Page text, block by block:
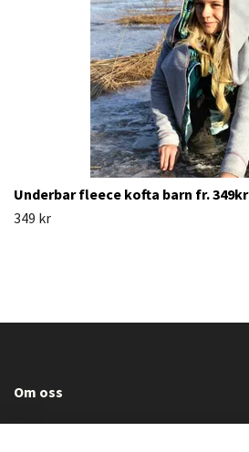
Underbar fleece kofta barn fr. 349kr
349 kr
Om oss